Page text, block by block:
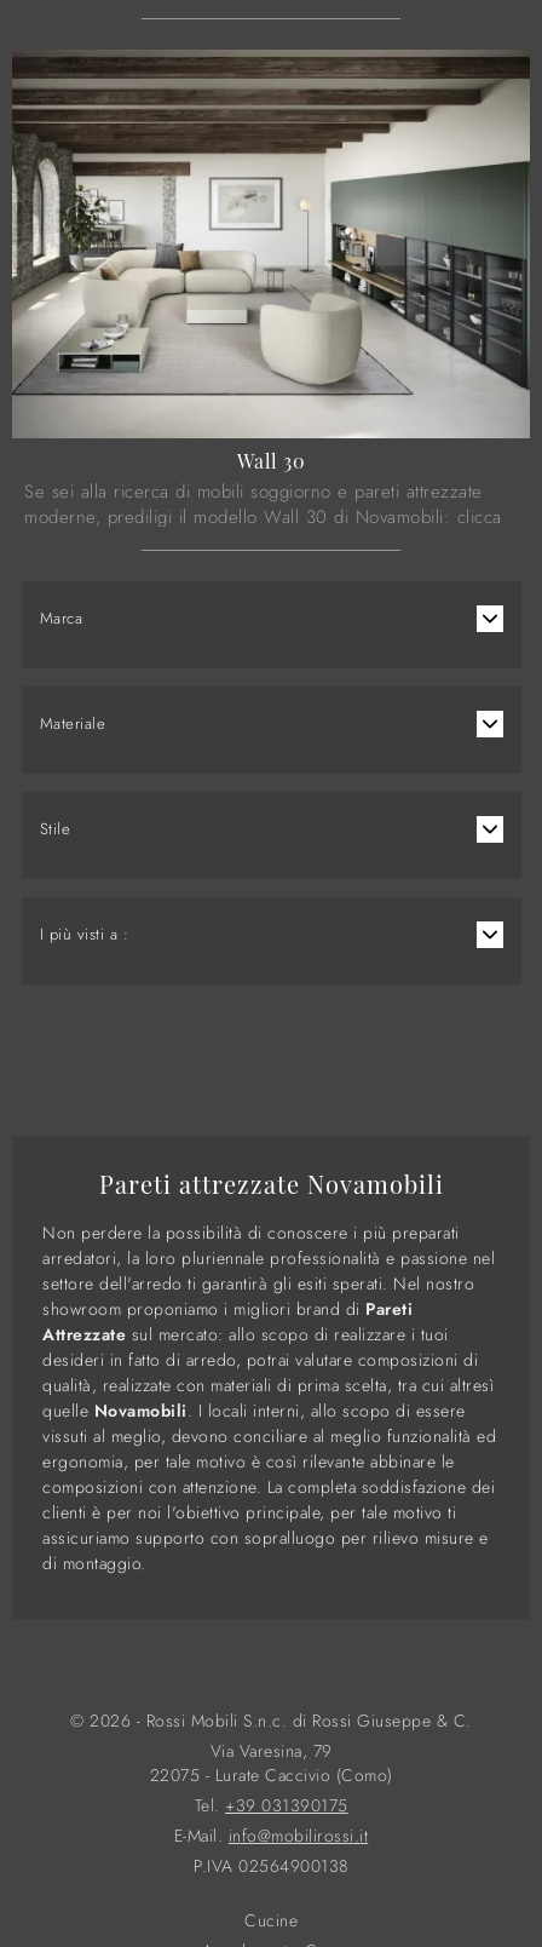
Marca
Materiale
Stile
I più visti a :
Wall 30
Se sei alla ricerca di mobili soggiorno e pareti attrezzate
moderne, prediligi il modello Wall 30 di Novamobili: clicca
Pareti attrezzate Novamobili
Non perdere la possibilità di conoscere i più preparati
arredatori, la loro pluriennale professionalità e passione nel
settore dell'arredo ti garantirà gli esiti sperati. Nel nostro
showroom proponiamo i migliori brand di Pareti
Attrezzate sul mercato: allo scopo di realizzare i tuoi
desideri in fatto di arredo, potrai valutare composizioni di
qualità, realizzate con materiali di prima scelta, tra cui altresì
quelle Novamobili. I locali interni, allo scopo di essere
vissuti al meglio, devono conciliare al meglio funzionalità ed
ergonomia, per tale motivo è così rilevante abbinare le
composizioni con attenzione. La completa soddisfazione dei
clienti è per noi l'obiettivo principale, per tale motivo ti
assicuriamo supporto con sopralluogo per rilievo misure e
di montaggio.
© 2026 - Rossi Mobili S.n.c. di Rossi Giuseppe & C.
Via Varesina, 79
22075 - Lurate Caccivio (Como)
Tel. +39 031390175
E-Mail. info@mobilirossi.it
P.IVA 02564900138
Cucine